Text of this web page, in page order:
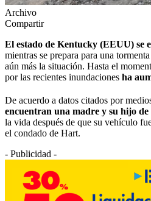
Archivo
Compartir
El estado de Kentucky (EEUU) se
mientras se prepara para una
aún más la situación. Hasta el
por las recientes inundaciones ha
De acuerdo a datos citados por
encuentran una madre y su hijo de
la vida después de que su vehículo
el condado de Hart.
- Publicidad -